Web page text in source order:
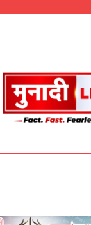
Munadi Live –